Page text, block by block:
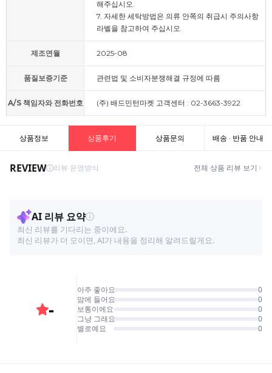
해주십시오.
7. 자세한 세탁방법은 의류 안쪽의 취급시 주의사항
라벨을 참고하여 주십시오.
제조연월 2025-08
품질보증기준 관련법 및 소비자분쟁해결 규정에 따름
A/S 책임자와 전화번호 (주) 배드민턴마켓 고객센터 : 02-3663-3922
상품정보 상품후기 상품문의 배송 · 반품 안내